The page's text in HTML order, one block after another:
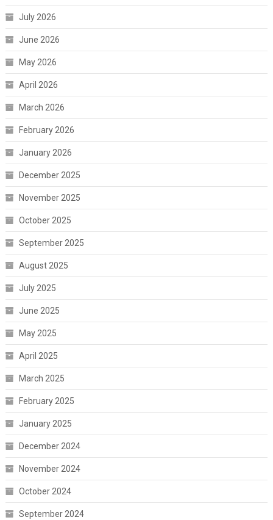
July 2026
June 2026
May 2026
April 2026
March 2026
February 2026
January 2026
December 2025
November 2025
October 2025
September 2025
August 2025
July 2025
June 2025
May 2025
April 2025
March 2025
February 2025
January 2025
December 2024
November 2024
October 2024
September 2024